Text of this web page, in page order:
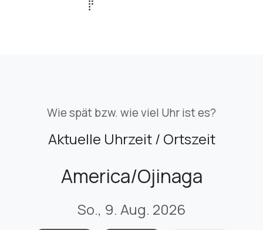
Wie spät bzw. wie viel Uhr ist es?
Aktuelle Uhrzeit / Ortszeit
America/Ojinaga
So., 9. Aug. 2026